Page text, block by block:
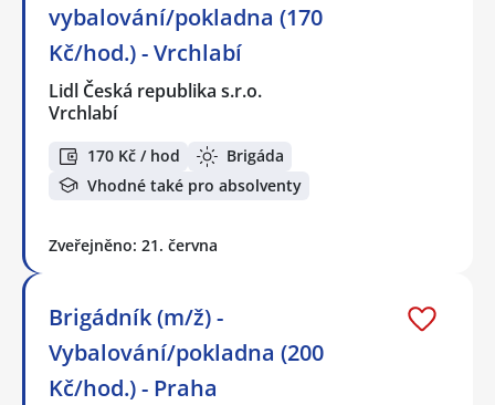
vybalování/pokladna (170
Kč/hod.) - Vrchlabí
Lidl Česká republika s.r.o.
Vrchlabí
170 Kč / hod
Brigáda
Vhodné také pro absolventy
Zveřejněno: 21. června
Brigádník (m/ž) -
Vybalování/pokladna (200
Kč/hod.) - Praha